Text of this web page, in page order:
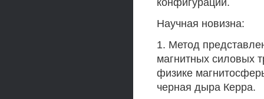
конфигураций.
Научная новизна:
1. Метод
магнитных силовых
физике
черная дыра Керра.